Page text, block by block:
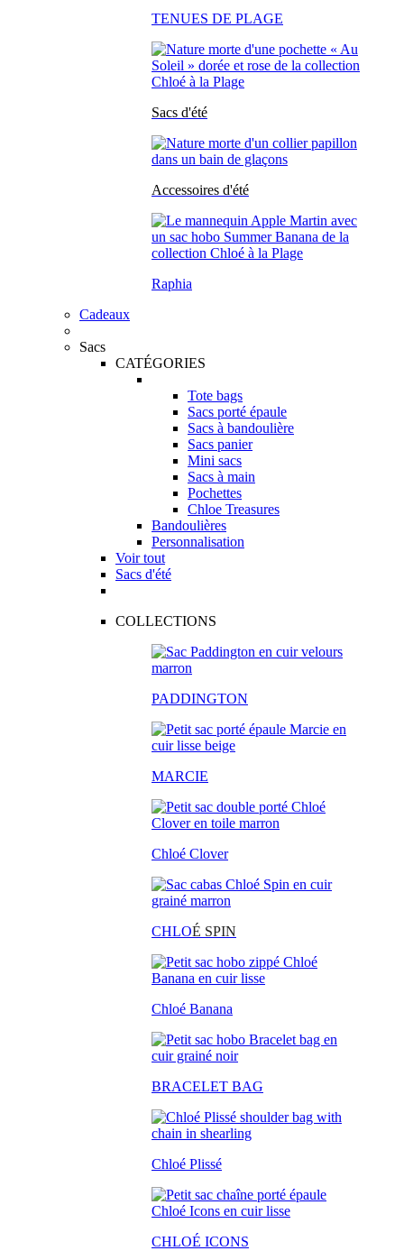
TENUES DE PLAGE
Sacs d'été
Accessoires d'été
Raphia
Cadeaux
Sacs
CATÉGORIES
Tote bags
Sacs porté épaule
Sacs à bandoulière
Sacs panier
Mini sacs
Sacs à main
Pochettes
Chloe Treasures
Bandoulières
Personnalisation
Voir tout
Sacs d'été
COLLECTIONS
PADDINGTON
MARCIE
Chloé Clover
CHLOÉ SPIN
Chloé Banana
BRACELET BAG
Chloé Plissé
CHLOÉ ICONS